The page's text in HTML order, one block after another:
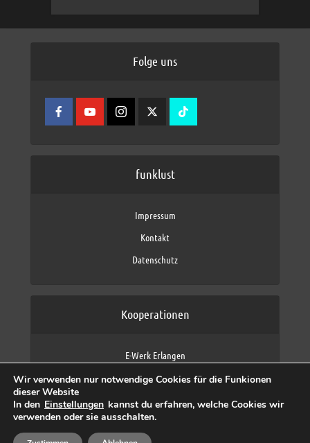
Folge uns
funklust
Impressum
Kontakt
Datenschutz
Kooperationen
E-Werk Erlangen
Fraunhofer IIS
max neo (AFK max)
Wir verwenden nur notwendige Cookies für die Funkionen
dieser Website
In den Einstellungen kannst du erfahren, welche Cookies wir
verwenden oder sie ausschalten.